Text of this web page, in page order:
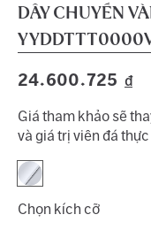
DÂY CHUYỀN
24.600.725 đ
Giá tham khảo sẽ
và giá trị viên đá
Chọn kích cỡ